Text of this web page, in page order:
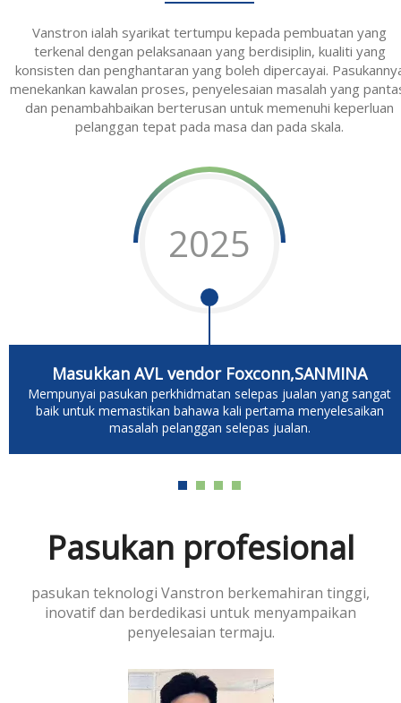
Vanstron ialah syarikat tertumpu kepada pembuatan yang
terkenal dengan pelaksanaan yang berdisiplin, kualiti yang
konsisten dan penghantaran yang boleh dipercayai.
menekankan kawalan proses, penyelesaian masalah yang
dan penambahbaikan berterusan untuk memenuhi keperluan
pelanggan tepat pada masa dan pada skala.
2025
Masukkan AVL vendor Foxconn,SANMINA
Mempunyai pasukan perkhidmatan selepas jualan yang sangat
baik untuk memastikan bahawa kali pertama menyelesaikan
masalah pelanggan selepas jualan.
Pasukan profesional
pasukan teknologi Vanstron berkemahiran tinggi,
inovatif dan berdedikasi untuk menyampaikan
penyelesaian termaju.